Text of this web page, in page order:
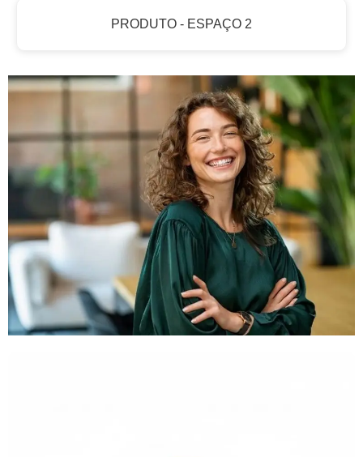
PRODUTO - ESPAÇO 2